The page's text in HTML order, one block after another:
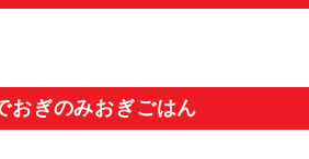
おぎのみおぎごはん